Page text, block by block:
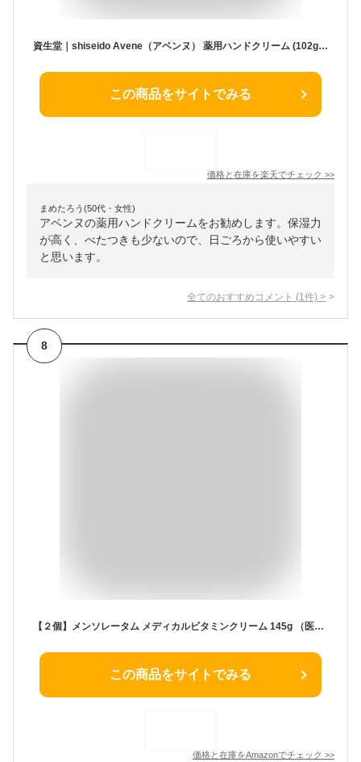
資生堂｜shiseido Avene（アベンヌ） 薬用ハンドクリーム (102g)ラージ 医薬部外品[ハンドクリーム]
この商品をサイトでみる
価格と在庫を楽天でチェック >>
まめたろう(50代・女性)
アベンヌの薬用ハンドクリームをお勧めします。保湿力
が高く、べたつきも少ないので、日ごろから使いやすい
と思います。
全てのおすすめコメント (1 件) >
8
【２個】メンソレータム メディカルビタミンクリーム 145g （医薬部外品）まとめ買い
この商品をサイトでみる
価格と在庫をAmazonでチェック >>